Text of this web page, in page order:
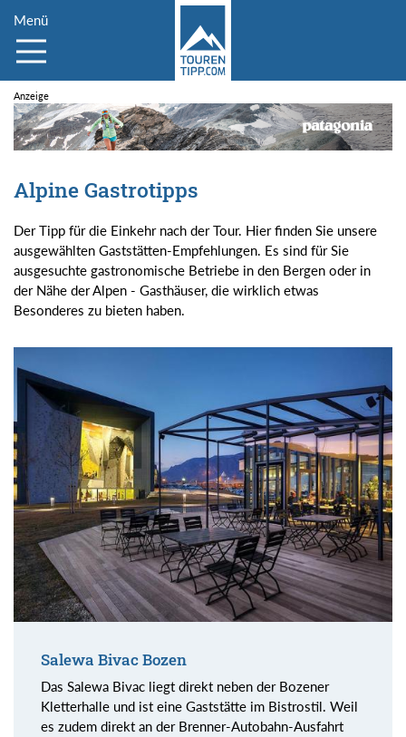
Menü
Alpine Gastrotipps
Der Tipp für die Einkehr nach der Tour. Hier finden Sie unsere
ausgewählten Gaststätten-Empfehlungen. Es sind für Sie
ausgesuchte gastronomische Betriebe in den Bergen oder in
der Nähe der Alpen - Gasthäuser, die wirklich etwas
Besonderes zu bieten haben.
Salewa Bivac Bozen
Das Salewa Bivac liegt direkt neben der Bozener
Kletterhalle und ist eine Gaststätte im Bistrostil. Weil
es zudem direkt an der Brenner-Autobahn-Ausfahrt